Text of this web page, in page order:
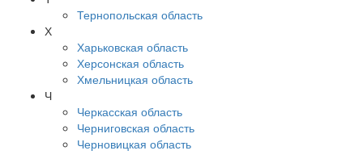
Тернопольская область
Х
Харьковская область
Херсонская область
Хмельницкая область
Ч
Черкасская область
Черниговская область
Черновицкая область